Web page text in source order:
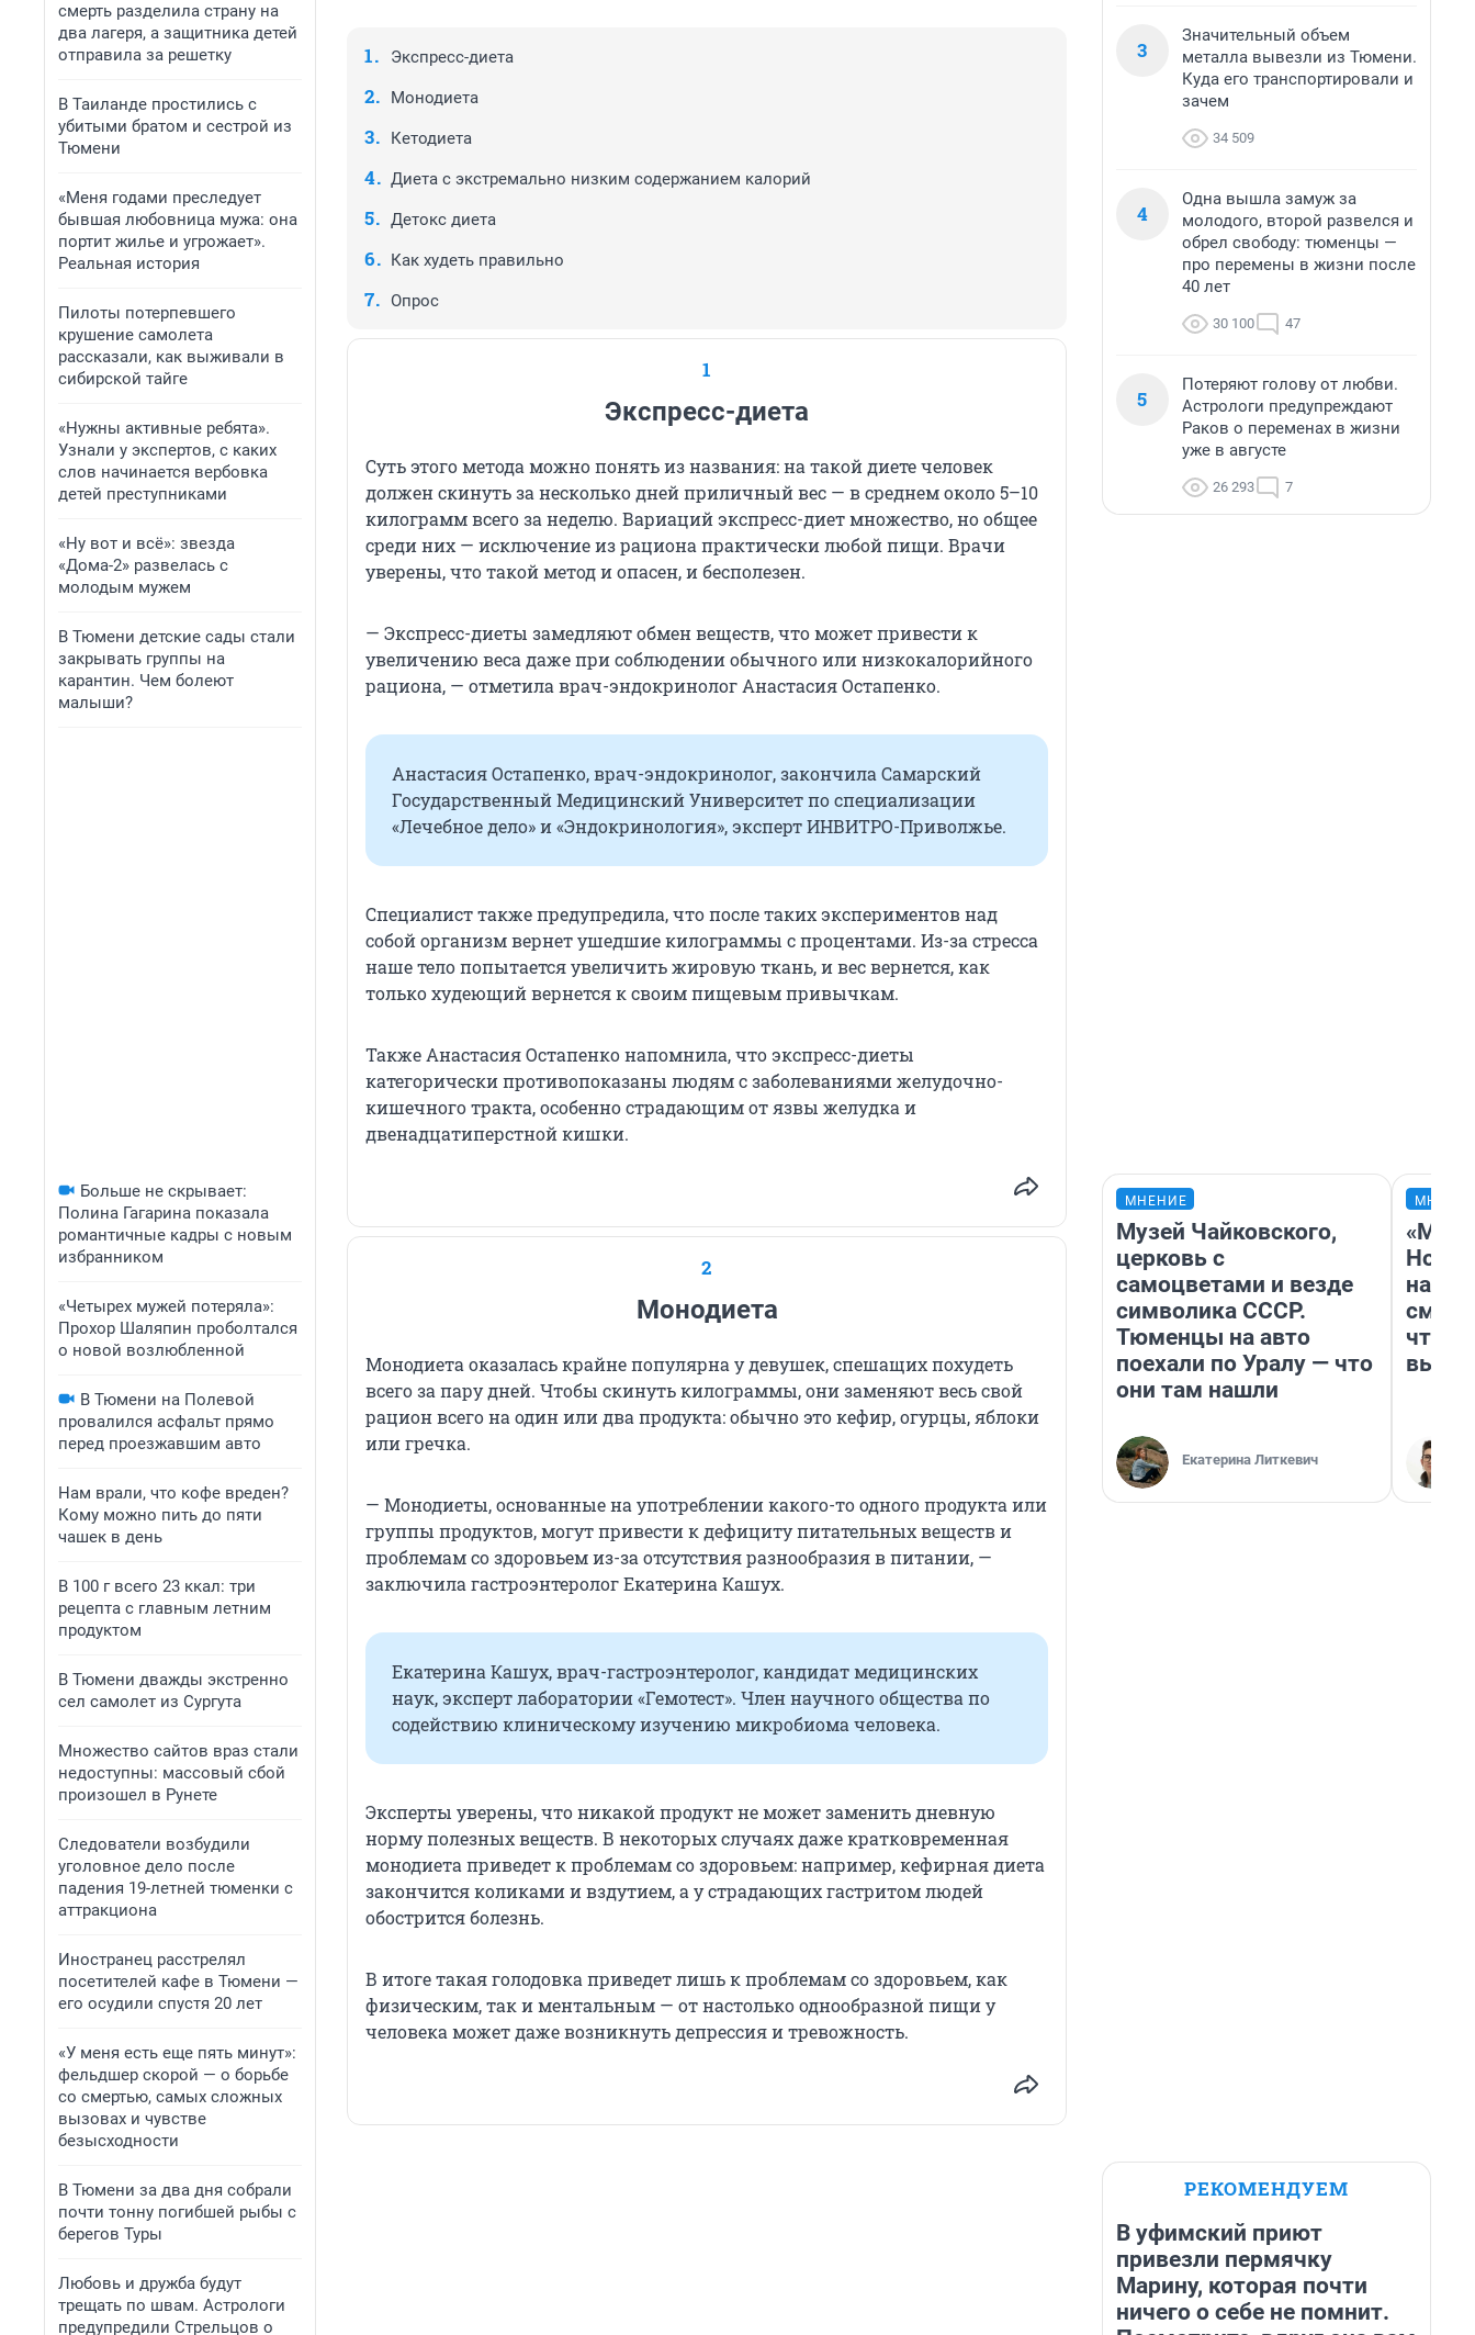
смерть разделила страну на
два лагеря, а защитника детей
отправила за решетку
В Таиланде простились с
убитыми братом и сестрой из
Тюмени
«Меня годами преследует
бывшая любовница мужа: она
портит жилье и угрожает».
Реальная история
Пилоты потерпевшего
крушение самолета
рассказали, как выживали в
сибирской тайге
«Нужны активные ребята».
Узнали у экспертов, с каких
слов начинается вербовка
детей преступниками
«Ну вот и всё»: звезда
«Дома-2» развелась с
молодым мужем
В Тюмени детские сады стали
закрывать группы на
карантин. Чем болеют
малыши?
Больше не скрывает:
Полина Гагарина показала
романтичные кадры с новым
избранником
«Четырех мужей потеряла»:
Прохор Шаляпин проболтался
о новой возлюбленной
В Тюмени на Полевой
провалился асфальт прямо
перед проезжавшим авто
Нам врали, что кофе вреден?
Кому можно пить до пяти
чашек в день
В 100 г всего 23 ккал: три
рецепта с главным летним
продуктом
В Тюмени дважды экстренно
сел самолет из Сургута
Множество сайтов враз стали
недоступны: массовый сбой
произошел в Рунете
Следователи возбудили
уголовное дело после
падения 19-летней тюменки с
аттракциона
Иностранец расстрелял
посетителей кафе в Тюмени —
его осудили спустя 20 лет
«У меня есть еще пять минут»:
фельдшер скорой — о борьбе
со смертью, самых сложных
вызовах и чувстве
безысходности
В Тюмени за два дня собрали
почти тонну погибшей рыбы с
берегов Туры
Любовь и дружба будут
трещать по швам. Астрологи
предупредили Стрельцов о
Экспресс-диета
Монодиета
Кетодиета
Диета с экстремально низким содержанием калорий
Детокс диета
Как худеть правильно
Опрос
1
Экспресс-диета
Суть этого метода можно понять из названия: на такой диете человек
должен скинуть за несколько дней приличный вес — в среднем около 5–10
килограмм всего за неделю. Вариаций экспресс-диет множество, но общее
среди них — исключение из рациона практически любой пищи. Врачи
уверены, что такой метод и опасен, и бесполезен.
— Экспресс-диеты замедляют обмен веществ, что может привести к
увеличению веса даже при соблюдении обычного или низкокалорийного
рациона, — отметила врач-эндокринолог Анастасия Остапенко.
Анастасия Остапенко, врач-эндокринолог, закончила Самарский
Государственный Медицинский Университет по специализации
«Лечебное дело» и «Эндокринология», эксперт ИНВИТРО-Приволжье.
Специалист также предупредила, что после таких экспериментов над
собой организм вернет ушедшие килограммы с процентами. Из-за стресса
наше тело попытается увеличить жировую ткань, и вес вернется, как
только худеющий вернется к своим пищевым привычкам.
Также Анастасия Остапенко напомнила, что экспресс-диеты
категорически противопоказаны людям с заболеваниями желудочно-
кишечного тракта, особенно страдающим от язвы желудка и
двенадцатиперстной кишки.
2
Монодиета
Монодиета оказалась крайне популярна у девушек, спешащих похудеть
всего за пару дней. Чтобы скинуть килограммы, они заменяют весь свой
рацион всего на один или два продукта: обычно это кефир, огурцы, яблоки
или гречка.
— Монодиеты, основанные на употреблении какого-то одного продукта или
группы продуктов, могут привести к дефициту питательных веществ и
проблемам со здоровьем из-за отсутствия разнообразия в питании, —
заключила гастроэнтеролог Екатерина Кашух.
Екатерина Кашух, врач-гастроэнтеролог, кандидат медицинских
наук, эксперт лаборатории «Гемотест». Член научного общества по
содействию клиническому изучению микробиома человека.
Эксперты уверены, что никакой продукт не может заменить дневную
норму полезных веществ. В некоторых случаях даже кратковременная
монодиета приведет к проблемам со здоровьем: например, кефирная диета
закончится коликами и вздутием, а у страдающих гастритом людей
обострится болезнь.
В итоге такая голодовка приведет лишь к проблемам со здоровьем, как
физическим, так и ментальным — от настолько однообразной пищи у
человека может даже возникнуть депрессия и тревожность.
3
Значительный объем
металла вывезли из Тюмени.
Куда его транспортировали и
зачем
34 509
4
Одна вышла замуж за
молодого, второй развелся и
обрел свободу: тюменцы —
про перемены в жизни после
40 лет
30 100 47
5
Потеряют голову от любви.
Астрологи предупреждают
Раков о переменах в жизни
уже в августе
26 293 7
МНЕНИЕ
Музей Чайковского,
церковь с
самоцветами и везде
символика СССР.
Тюменцы на авто
поехали по Уралу — что
они там нашли
Екатерина Литкевич
«Мы
РЕКОМЕНДУЕМ
В уфимский приют
привезли пермячку
Марину, которая почти
ничего о себе не помнит.